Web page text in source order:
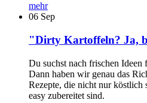
mehr
06 Sep
"Dirty Kartoffeln? Ja,
Du suchst nach frischen Ideen
Dann haben wir genau das
Rezepte, die nicht nur köstlich
easy zubereitet sind.